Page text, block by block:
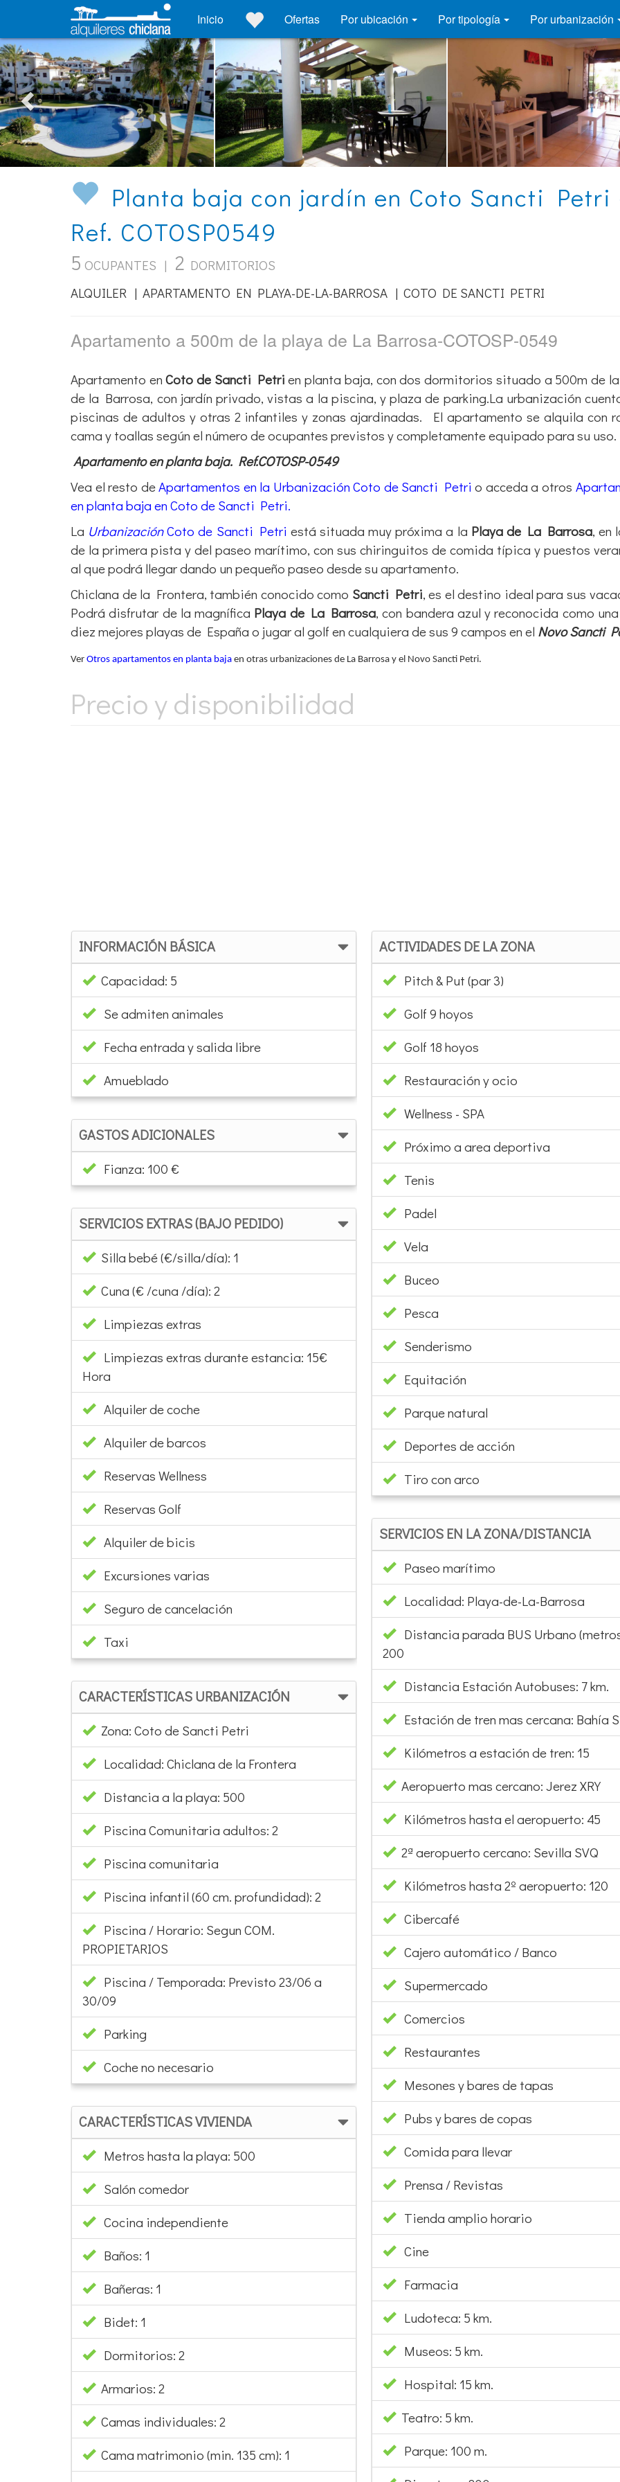
Inicio Ofertas Por ubicación Por tipología Por urbanización
Planta baja con jardín en Coto Sancti Petri
Ref. COTOSP0549
5 OCUPANTES | 2 DORMITORIOS
ALQUILER | APARTAMENTO EN PLAYA-DE-LA-BARROSA | COTO DE SANCTI PETRI
Apartamento a 500m de la playa de La Barrosa-COTOSP-0549
Apartamento enCoto de Sancti Petri en planta baja, con dos dormitorios situado a 500m de
de la Barrosa, con jardín privado, vistas a la piscina, y plaza de parking.La urbanización
piscinas de adultos y otras 2 infantiles y zonas ajardinadas. El apartamento se alquila con
cama y toallas según el número de ocupantes previstos y completamente equipado para su uso.
Apartamento en planta baja. Ref.COTOSP-0549
Vea el resto deApartamentos en la Urbanización Coto de Sancti Petri o acceda a otros
en planta baja en Coto de Sancti Petri.
La UrbanizaciónCoto de Sancti Petri está situada muy próxima a la Playa de La Barrosa, en
de la primera pista y del paseo marítimo, con sus chiringuitos de comida típica y puestos
al que podrá llegar dando un pequeño paseo desde su apartamento.
Chiclana de la Frontera, también conocido como Sancti Petri, es el destino ideal para sus
Podrá disfrutar de la magnífica Playa de La Barrosa, con bandera azul y reconocida como
diez mejores playas de España o jugar al golf en cualquiera de sus 9 campos en el Novo Sancti
Ver Otros apartamentos en planta baja en otras urbanizaciones de La Barrosa y el Novo Sancti Petri.
Precio y disponibilidad
INFORMACIÓN BÁSICA
Capacidad: 5
Se admiten animales
Fecha entrada y salida libre
Amueblado
GASTOS ADICIONALES
Fianza: 100 €
SERVICIOS EXTRAS (BAJO PEDIDO)
Silla bebé (€/silla/día): 1
Cuna (€ /cuna /día): 2
Limpiezas extras
Limpiezas extras durante estancia: 15€
Hora
Alquiler de coche
Alquiler de barcos
Reservas Wellness
Reservas Golf
Alquiler de bicis
Excursiones varias
Seguro de cancelación
Taxi
CARACTERÍSTICAS URBANIZACIÓN
Zona: Coto de Sancti Petri
Localidad: Chiclana de la Frontera
Distancia a la playa: 500
Piscina Comunitaria adultos: 2
Piscina comunitaria
Piscina infantil (60 cm. profundidad): 2
Piscina / Horario: Segun COM.
PROPIETARIOS
Piscina / Temporada: Previsto 23/06 a
30/09
Parking
Coche no necesario
CARACTERÍSTICAS VIVIENDA
Metros hasta la playa: 500
Salón comedor
Cocina independiente
Baños: 1
Bañeras: 1
Bidet: 1
Dormitorios: 2
Armarios: 2
Camas individuales: 2
Cama matrimonio (min. 135 cm): 1
ACTIVIDADES DE LA ZONA
Pitch & Put (par 3)
Golf 9 hoyos
Golf 18 hoyos
Restauración y ocio
Wellness - SPA
Próximo a area deportiva
Tenis
Padel
Vela
Buceo
Pesca
Senderismo
Equitación
Parque natural
Deportes de acción
Tiro con arco
SERVICIOS EN LA ZONA/DISTANCIA
Paseo marítimo
Localidad: Playa-de-La-Barrosa
Distancia parada BUS Urbano
200
Distancia Estación Autobuses: 7 km.
Estación de tren mas cercana: Bahía
Kilómetros a estación de tren: 15
Aeropuerto mas cercano: Jerez XRY
Kilómetros hasta el aeropuerto: 45
2ª aeropuerto cercano: Sevilla SVQ
Kilómetros hasta 2º aeropuerto: 120
Cibercafé
Cajero automático / Banco
Supermercado
Comercios
Restaurantes
Mesones y bares de tapas
Pubs y bares de copas
Comida para llevar
Prensa / Revistas
Tienda amplio horario
Cine
Farmacia
Ludoteca: 5 km.
Museos: 5 km.
Hospital: 15 km.
Teatro: 5 km.
Parque: 100 m.